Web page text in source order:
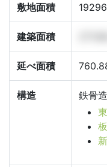
敷地面積
建築面積
延べ面積
構造
鉄骨造